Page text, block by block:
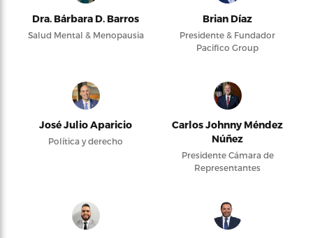
Dra. Bárbara D. Barros
Salud Mental & Menopausia
Brian Díaz
Presidente & Fundador
Pacifico Group
José Julio Aparicio
Política y derecho
Carlos Johnny Méndez
Núñez
Presidente Cámara de
Representantes